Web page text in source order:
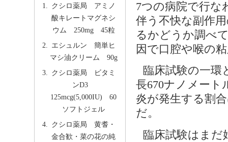
7つの病院で行な
伴う不快な副作
るかどうか調べ
因で口腔や喉の
臨床試験の一環
長670ナノメート
炎が発生する割
だ。
臨床試験はま
クシロ薬局 アミノ
酸キレートマグネシ
ウム 250mg 45粒
エシュルン 簡単ヒ
マシ油クリーム 90g
クシロ薬局 ビタミ
ンD3
125mcg(5,000IU) 60
ソフトジェル
クシロ薬局 黄耆・
金合歓・菜の花の純